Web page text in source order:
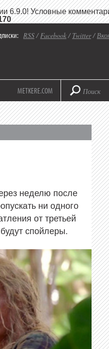
6.9.0! Условные
RSS/Facebook/ Twitter/
METKERE.COM
неделю после
ни одного
от третьей
спойлеры.